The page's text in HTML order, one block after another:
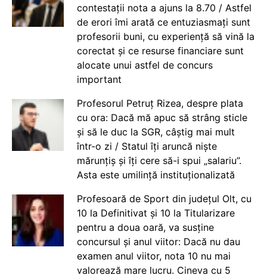
contestații nota a ajuns la 8.70 / Astfel
de erori îmi arată ce entuziasmați sunt
profesorii buni, cu experiență să vină la
corectat și ce resurse financiare sunt
alocate unui astfel de concurs
important
Profesorul Petruț Rizea, despre plata
cu ora: Dacă mă apuc să strâng sticle
și să le duc la SGR, câștig mai mult
într-o zi / Statul îți aruncă niște
mărunțiș și îți cere să-i spui „salariu”.
Asta este umilință instituționalizată
Profesoară de Sport din județul Olt, cu
10 la Definitivat și 10 la Titularizare
pentru a doua oară, va susține
concursul și anul viitor: Dacă nu dau
examen anul viitor, nota 10 nu mai
valorează mare lucru. Cineva cu 5